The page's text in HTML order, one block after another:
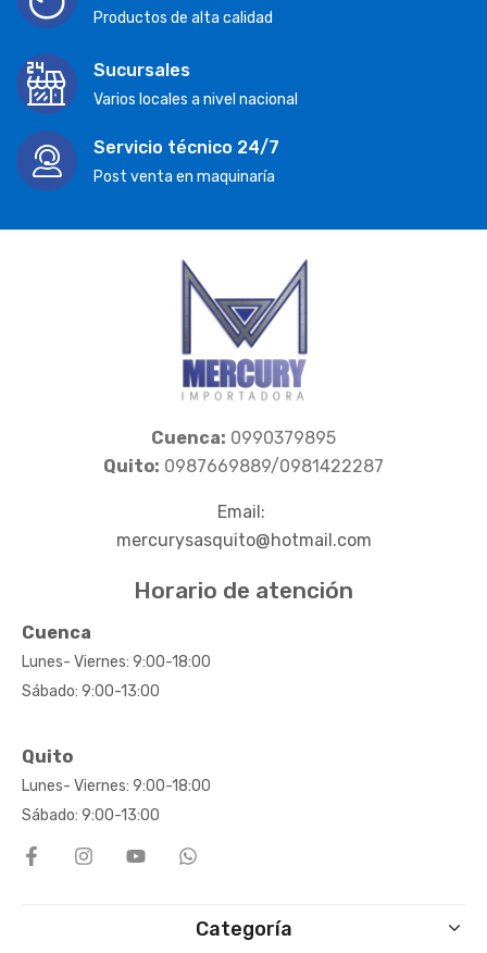
Productos de alta calidad
Sucursales
Varios locales a nivel nacional
Servicio técnico 24/7
Post venta en maquinaría
Cuenca: 0990379895
Quito: 0987669889/0981422287
Email:
mercurysasquito@hotmail.com
Horario de atención
Cuenca
Lunes- Viernes: 9:00-18:00
Sábado: 9:00-13:00
Quito
Lunes- Viernes: 9:00-18:00
Sábado: 9:00-13:00
Categoría